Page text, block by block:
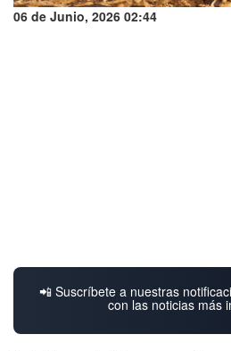
06 de Junio, 2026 02:44
📲 Suscríbete a nuestras
con las noticias más